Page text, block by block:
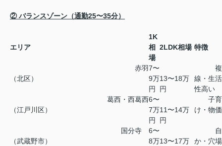
② バランスゾーン（通勤25〜35分）
エリア
1K
相
場
2LDK相場 特徴
赤羽
（北区）
7〜
9万
円
13〜18万
円
複
線・生
性高い
葛西・西葛西
（江戸川区）
6〜
7万
円
11〜14万
円
子育
け・物
国分寺
（武蔵野市）
6〜
8万13〜17万
自
か・穴場